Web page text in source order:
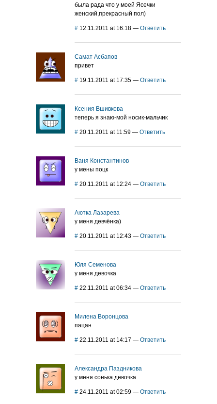
была рада что у моей Ясечки
женский,прекрасный пол)
# 12.11.2011 at 16:18 — Ответить
Самат Асбапов
привет
# 19.11.2011 at 17:35 — Ответить
Ксения Вшивкова
теперь я знаю-мой носик-мальчик
# 20.11.2011 at 11:59 — Ответить
Ваня Константинов
у мены поцк
# 20.11.2011 at 12:24 — Ответить
Аютка Лазарева
у меня девчёнка)
# 20.11.2011 at 12:43 — Ответить
Юля Семенова
у меня девочка
# 22.11.2011 at 06:34 — Ответить
Милена Воронцова
пацан
# 22.11.2011 at 14:17 — Ответить
Александра Паздникова
у меня сонька девочка
# 24.11.2011 at 02:59 — Ответить